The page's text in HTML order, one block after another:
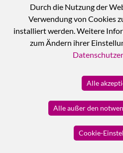
Mit eBeauty
unser modernes
Materialverwaltung
und einfache
verwendeten
dieser Funktion
Durch die Nutzung der
Verwendung von Cookies
installiert werden. Weitere
zum Ändern ihrer
Alle
Alle außer den
Cookie-